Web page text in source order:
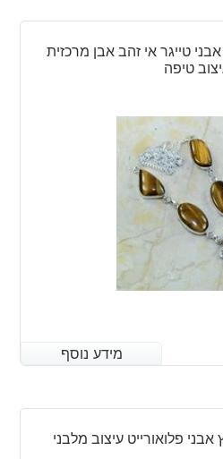
טייגר אי זהב אבן מרכזית
טיפה
מידע נוסף
מידע נוסף
פלואורייט עיצוב מלבני